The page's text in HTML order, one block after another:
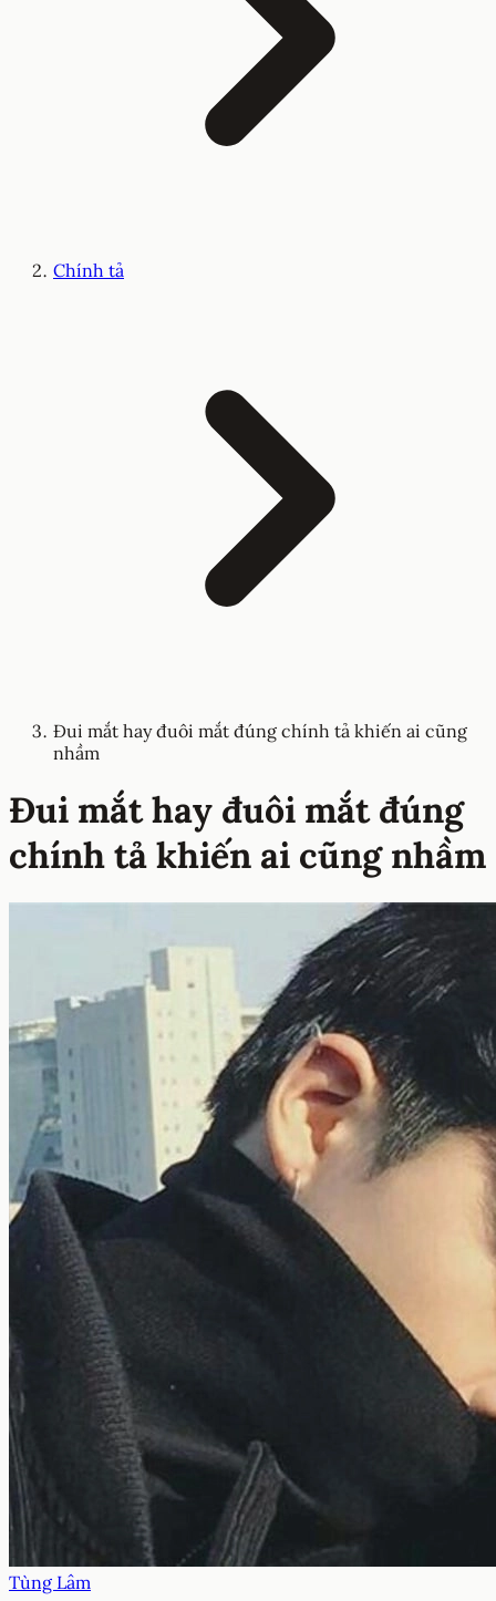
Chính tả
Đui mắt hay đuôi mắt đúng chính tả khiến ai cũng
nhầm
Đui mắt hay đuôi mắt đúng
chính tả khiến ai cũng nhầm
Tùng Lâm